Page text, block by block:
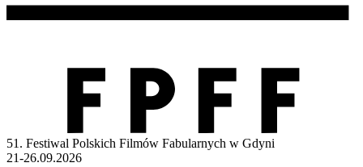
51. Festiwal Polskich Filmów Fabularnych w Gdyni
21-26.09.2026